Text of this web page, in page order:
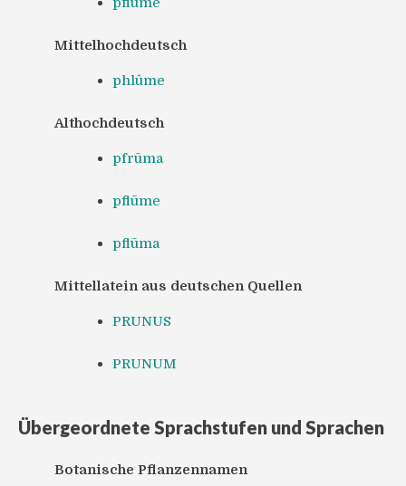
Mittelhochdeutsch
phlûme
Althochdeutsch
pfrūma
pflūme
pflūma
Mittellatein aus deutschen Quellen
PRUNUS
PRUNUM
Übergeordnete Sprachstufen und Sprachen
Botanische Pflanzennamen